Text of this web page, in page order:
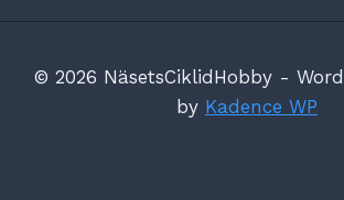
© 2026 NäsetsCiklidHobby -
by Kadence WP